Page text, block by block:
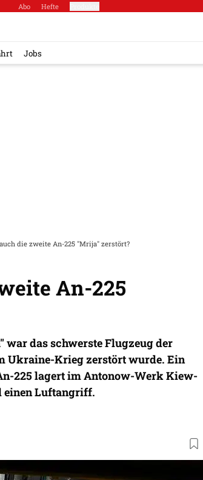
Abo Hefte
Jobs
die zweite An-225 "Mrija" zerstört?
An-225
das schwerste Flugzeug der
Ukraine-Krieg zerstört wurde. Ein
225 lagert im Antonow-Werk Kiew-
einen Luftangriff.